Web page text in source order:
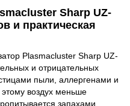
Sharp UZ-
и практическая
Plasmacluster Sharp UZ-
и отрицательных
пыли, аллергенами и
воздух меньше
запахами